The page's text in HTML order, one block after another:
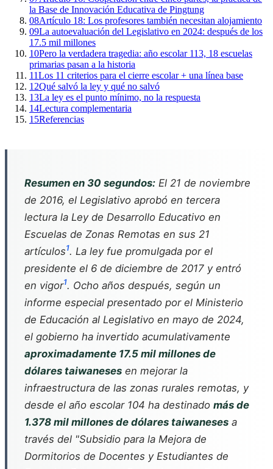
la Base de Innovación Educativa de Pingtung
08Artículo 18: Los profesores también necesitan alojamiento
09La autoevaluación del Legislativo en 2024: después de los
17.5 mil millones
10Pero la verdadera tragedia: año escolar 113, 18 escuelas
primarias pasan a la historia
11Los 11 criterios para el cierre escolar + una línea base
12Qué salvó la ley y qué no salvó
13La ley es el punto mínimo, no la respuesta
14Lectura complementaria
15Referencias
Resumen en 30 segundos: El 21 de noviembre
de 2016, el Legislativo aprobó en tercera
lectura la Ley de Desarrollo Educativo en
Escuelas de Zonas Remotas en sus 21
artículos1. La ley fue promulgada por el
presidente el 6 de diciembre de 2017 y entró
en vigor1. Ocho años después, según un
informe especial presentado por el Ministerio
de Educación al Legislativo en mayo de 2024,
el gobierno ha invertido acumulativamente
aproximadamente 17.5 mil millones de
dólares taiwaneses en mejorar la
infraestructura de las zonas rurales remotas, y
desde el año escolar 104 ha destinado más de
1.378 mil millones de dólares taiwaneses a
través del "Subsidio para la Mejora de
Dormitorios de Docentes y Estudiantes de